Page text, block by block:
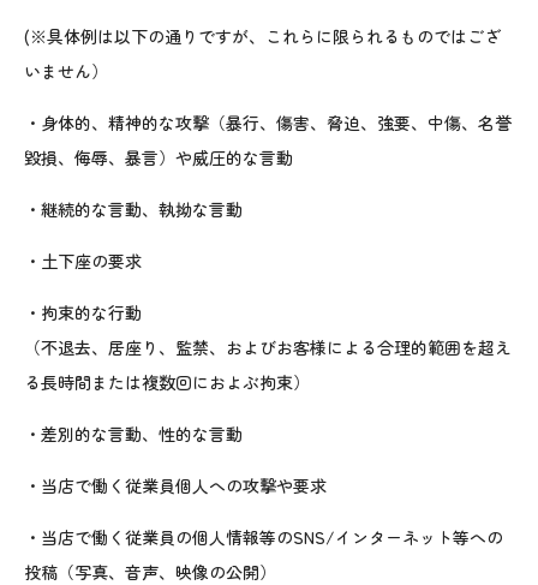
(※具体例は以下の通りですが、これらに限られるものではござ
いません）
・身体的、精神的な攻撃（暴行、傷害、脅迫、強要、中傷、名誉
毀損、侮辱、暴言）や威圧的な言動
・継続的な言動、執拗な言動
・土下座の要求
・拘束的な行動
（不退去、居座り、監禁、およびお客様による合理的範囲を超え
る長時間または複数回におよぶ拘束）
・差別的な言動、性的な言動
・当店で働く従業員個人への攻撃や要求
・当店で働く従業員の個人情報等のSNS/インターネット等への
投稿（写真、音声、映像の公開）